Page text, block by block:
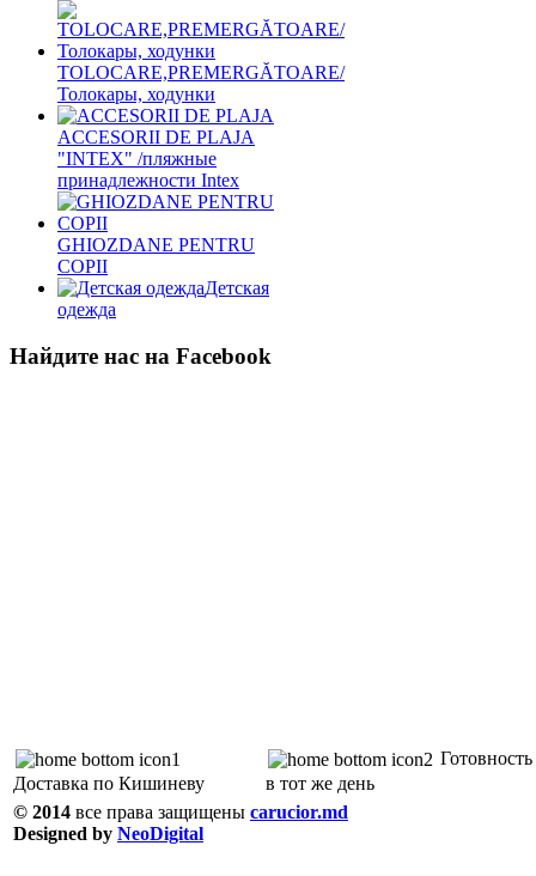
TOLOCARE,PREMERGĂTOARE/
Толокары, ходунки
ACCESORII DE PLAJA
"INTEX" /пляжные
принадлежности Intex
GHIOZDANE PENTRU
COPII
Детская
одежда
Найдите нас на Facebook
Доставка по Кишиневу
в тот же день
© 2014 все права защищены carucior.md
Designed by NeoDigital